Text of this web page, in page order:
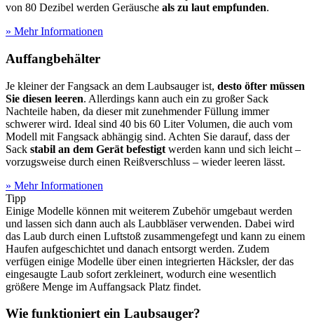
von 80 Dezibel werden Geräusche als zu laut empfunden.
» Mehr Informationen
Auffangbehälter
Je kleiner der Fangsack an dem Laubsauger ist, desto öfter müssen
Sie diesen leeren. Allerdings kann auch ein zu großer Sack
Nachteile haben, da dieser mit zunehmender Füllung immer
schwerer wird. Ideal sind 40 bis 60 Liter Volumen, die auch vom
Modell mit Fangsack abhängig sind. Achten Sie darauf, dass der
Sack stabil an dem Gerät befestigt werden kann und sich leicht –
vorzugsweise durch einen Reißverschluss – wieder leeren lässt.
» Mehr Informationen
Tipp
Einige Modelle können mit weiterem Zubehör umgebaut werden
und lassen sich dann auch als Laubbläser verwenden. Dabei wird
das Laub durch einen Luftstoß zusammengefegt und kann zu einem
Haufen aufgeschichtet und danach entsorgt werden. Zudem
verfügen einige Modelle über einen integrierten Häcksler, der das
eingesaugte Laub sofort zerkleinert, wodurch eine wesentlich
größere Menge im Auffangsack Platz findet.
Wie funktioniert ein Laubsauger?